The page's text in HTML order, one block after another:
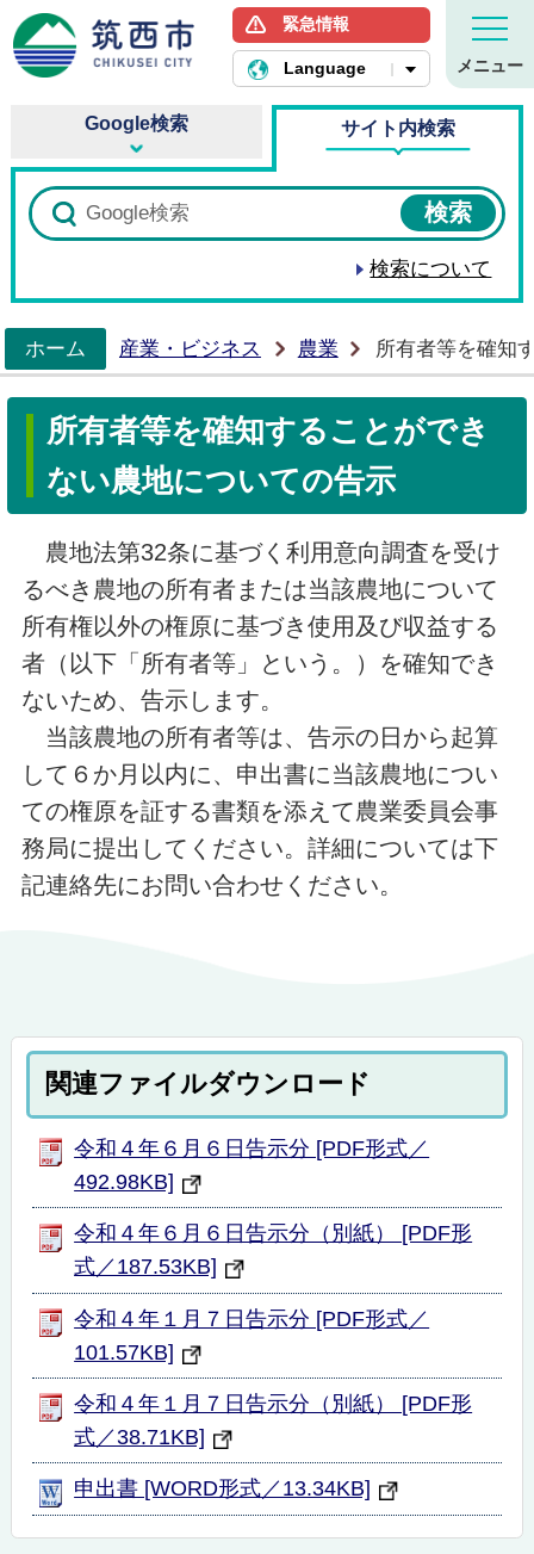
筑西市ホームページ
緊急情報
Language メニュー
Google検索 サイト内検索
検索について
ホーム
産業・ビジネス 農業 所有者等を確知
所有者等を確知することができ
ない農地についての告示
農地法第32条に基づく利用意向調査を受け
るべき農地の所有者または当該農地について
所有権以外の権原に基づき使用及び収益する
者（以下「所有者等」という。）を確知でき
ないため、告示します。
当該農地の所有者等は、告示の日から起算
して６か月以内に、申出書に当該農地につい
ての権原を証する書類を添えて農業委員会事
務局に提出してください。詳細については下
記連絡先にお問い合わせください。
関連ファイルダウンロード
令和４年６月６日告示分 [PDF形式／
492.98KB]
令和４年６月６日告示分（別紙） [PDF形
式／187.53KB]
令和４年１月７日告示分 [PDF形式／
101.57KB]
令和４年１月７日告示分（別紙） [PDF形
式／38.71KB]
申出書 [WORD形式／13.34KB]